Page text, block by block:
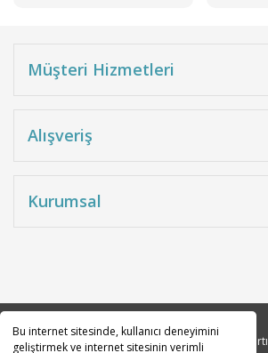
Bu internet sitesinde, kullanıcı deneyimini
geliştirmek ve internet sitesinin verimli
Müşteri Hizmetleri
Alışveriş
Kurumsal
Copyright 2010© Tüm hakları saklıdır. Kredi